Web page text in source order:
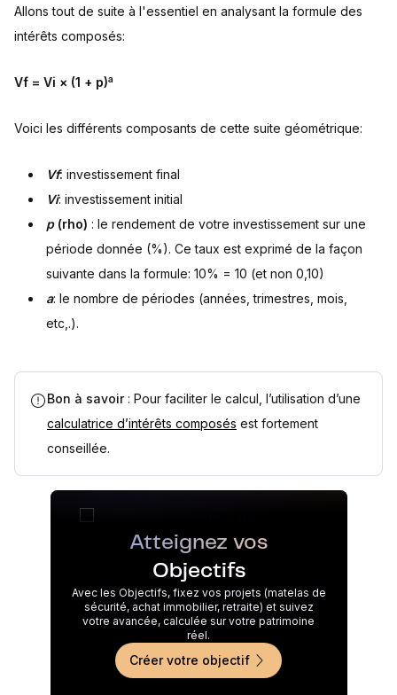
Allons tout de suite à l'essentiel en analysant la formule des
intérêts composés:
Vf = Vi × (1 + p)a
Voici les différents composants de cette suite géométrique:
Vf: investissement final
Vi: investissement initial
p(rho) : le rendement de votre investissement sur une
période donnée (%). Ce taux est exprimé de la façon
suivante dans la formule: 10% = 10 (et non 0,10)
a: le nombre de périodes (années, trimestres, mois,
etc,.).
Bon à savoir : Pour faciliter le calcul, l’utilisation d’une
calculatrice d’intérêts composés est fortement
conseillée.
Atteignez vos
Objectifs
Avec les Objectifs, fixez vos projets (matelas de
sécurité, achat immobilier, retraite) et suivez
votre avancée, calculée sur votre patrimoine
réel.
Créer votre objectif